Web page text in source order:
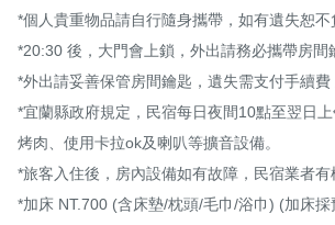
*個人貴重物品請自行隨身攜帶，如有遺失恕不
*20:30 後，大門會上鎖，外出請務必攜帶房間
*外出請妥善保管房間鑰匙，遺失需支付手續費
*宜蘭縣政府規定，民宿每日夜間10點至翌日上
烤肉、使用卡拉ok及喇叭等擴音設備。
*旅客入住後，房內設備如有故障，民宿業者有
*加床 NT.700 (含床墊/枕頭/毛巾/浴巾) (加床